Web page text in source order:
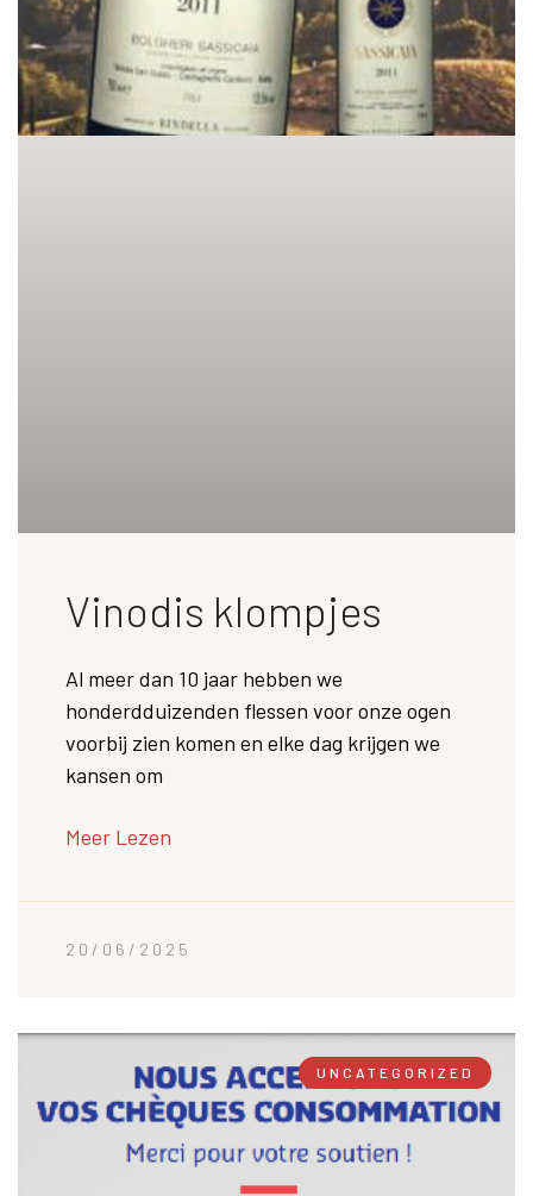
Vinodis klompjes
Al meer dan 10 jaar hebben we
honderdduizenden flessen voor onze ogen
voorbij zien komen en elke dag krijgen we
kansen om
Meer Lezen
20/06/2025
UNCATEGORIZED